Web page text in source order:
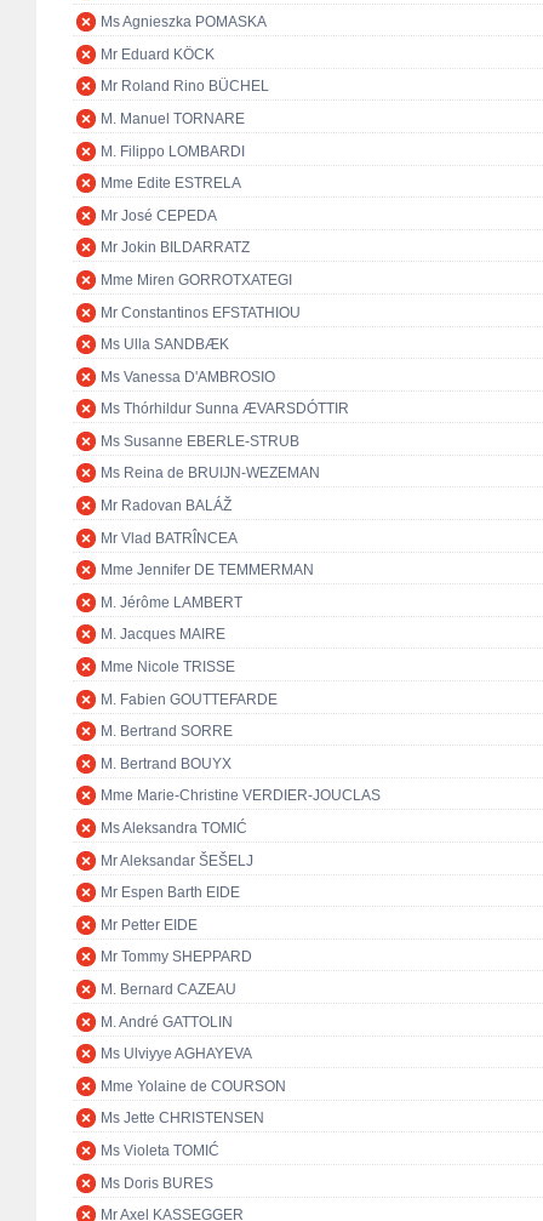
Ms Agnieszka POMASKA
Mr Eduard KÖCK
Mr Roland Rino BÜCHEL
M. Manuel TORNARE
M. Filippo LOMBARDI
Mme Edite ESTRELA
Mr José CEPEDA
Mr Jokin BILDARRATZ
Mme Miren GORROTXATEGI
Mr Constantinos EFSTATHIOU
Ms Ulla SANDBÆK
Ms Vanessa D'AMBROSIO
Ms Thórhildur Sunna ÆVARSDÓTTIR
Ms Susanne EBERLE-STRUB
Ms Reina de BRUIJN-WEZEMAN
Mr Radovan BALÁŽ
Mr Vlad BATRÎNCEA
Mme Jennifer DE TEMMERMAN
M. Jérôme LAMBERT
M. Jacques MAIRE
Mme Nicole TRISSE
M. Fabien GOUTTEFARDE
M. Bertrand SORRE
M. Bertrand BOUYX
Mme Marie-Christine VERDIER-JOUCLAS
Ms Aleksandra TOMIĆ
Mr Aleksandar ŠEŠELJ
Mr Espen Barth EIDE
Mr Petter EIDE
Mr Tommy SHEPPARD
M. Bernard CAZEAU
M. André GATTOLIN
Ms Ulviyye AGHAYEVA
Mme Yolaine de COURSON
Ms Jette CHRISTENSEN
Ms Violeta TOMIĆ
Ms Doris BURES
Mr Axel KASSEGGER